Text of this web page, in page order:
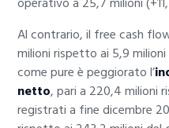
Al contrario, il free cash
milioni rispetto ai 5,9
come pure è peggiorato l’
netto, pari a 220,4 milioni
registrati a fine dicembre